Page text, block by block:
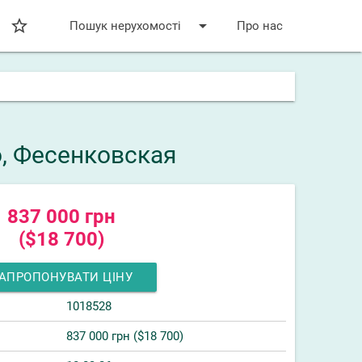
star_bordered arrow_drop_down
Пошук нерухомості Про нас
Фесенковская
837 000 грн
($18 700)
ЦІНУ
1018528
837 000 грн ($18 700)